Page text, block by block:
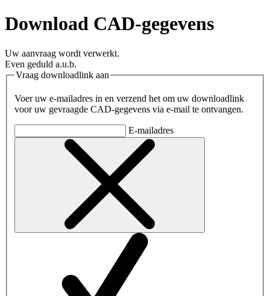
Download CAD-gegevens
Uw aanvraag wordt verwerkt.
Even geduld a.u.b.
Vraag downloadlink aan
Voer uw e-mailadres in en verzend het om uw downloadlink
voor uw gevraagde CAD-gegevens via e-mail te ontvangen.
E-mailadres